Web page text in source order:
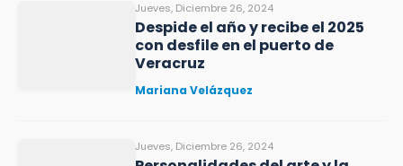
Jueves, Diciembre 26, 2024
Despide el año y recibe el 2025
con desfile en el puerto de
Veracruz
Mariana Velázquez
Jueves, Diciembre 26, 2024